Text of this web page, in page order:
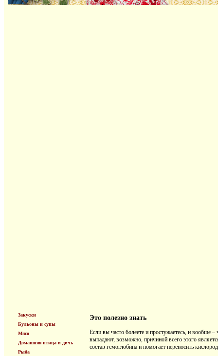
Закуски
Бульоны и супы
Мясо
Домашняя птица и дичь
Рыба
Это полезно знать
Если вы часто болеете и простужаетесь, и вообще
выпадают, возможно, причиной всего этого
состав гемоглобина и помогает переносить